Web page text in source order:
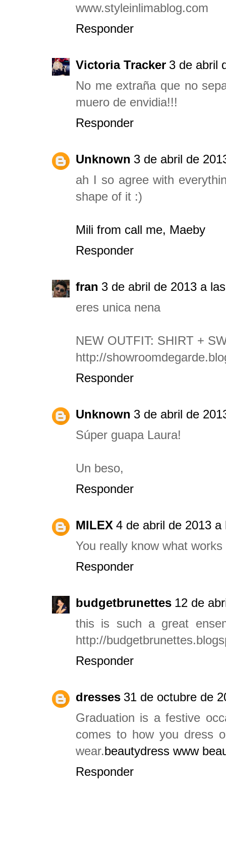
www.styleinlimablog.com
Responder
Victoria Tracker 3 de abril
No me extraña que no
muero de envidia!!!
Responder
Unknown 3 de abril de
ah I so agree with
shape of it :)
Mili from call me, Maeby
Responder
fran 3 de abril de 2013 a
eres unica nena
NEW OUTFIT: SHIRT +
http://
Responder
Unknown 3 de abril de
Súper guapa Laura!
Un beso,
Responder
MILEX 4 de abril de 2013 a
You really know what
Responder
budgetbrunettes 12 de
this is such a great
http://
Responder
dresses 31 de octubre de
Graduation is a festive
comes to how you dress
wear.beautydress www
Responder